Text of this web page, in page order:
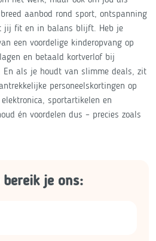
aanbod rond sport, ontspanning
jij fit en in balans blijft. Heb je
een voordelige kinderopvang op
en betaald kortverlof bij
En als je houdt van slimme deals, zit
personeelskortingen op
sportartikelen en
én voordelen dus – precies zoals
je ons: